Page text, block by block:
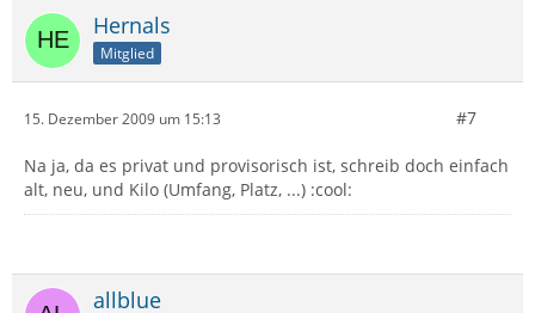
Hernals
Mitglied
15. Dezember 2009 um 15:13 #7
Na ja, da es privat und provisorisch ist, schreib doch einfach
alt, neu, und Kilo (Umfang, Platz, ...) :cool:
allblue